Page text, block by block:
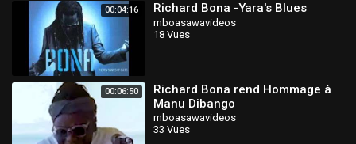
00:04:16 Richard Bona -Yara's Blues
mboasawavideos
18 Vues
00:06:50
Richard Bona rend Hommage à
Manu Dibango
mboasawavideos
33 Vues